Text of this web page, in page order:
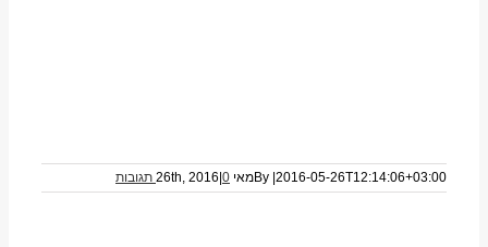
By 2016-05-26T12:14:06+03:00 מאי 26th, 2016 0 תגובות